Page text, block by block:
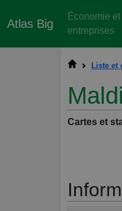
Atlas Big
Économie et
entreprises
Liste et
Cartes et